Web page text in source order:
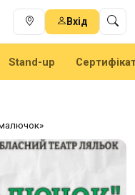
Вхід
Stand-up